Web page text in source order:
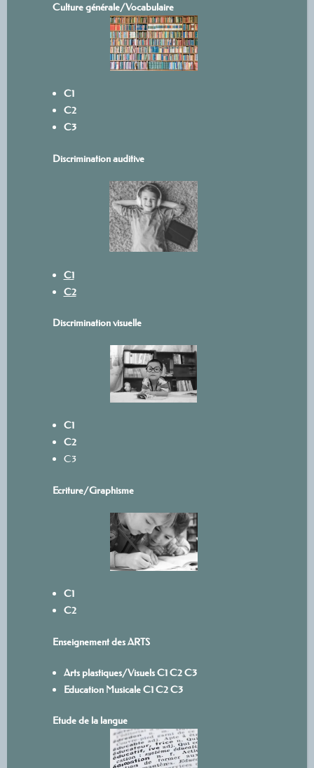
Culture générale/Vocabulaire
C1
C2
C3
Discrimination auditive
C1
C2
Discrimination visuelle
C1
C2
C3
Ecriture/Graphisme
C1
C2
Enseignement des ARTS
Arts plastiques/VisuelsC1C2C3
Education MusicaleC1C2C3
Etude de la langue